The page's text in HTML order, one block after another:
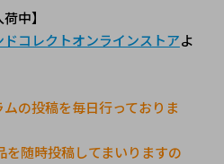
中】
ドコレクトオンラインストアよ
の投稿を毎日行っておりま